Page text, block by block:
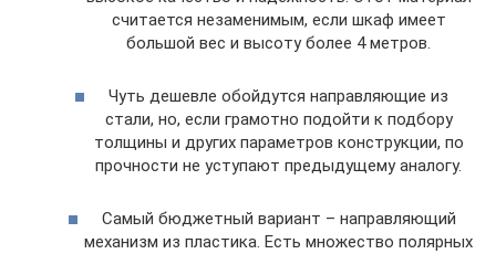
считается незаменимым, если шкаф имеет
большой вес и высоту более 4 метров.
Чуть дешевле обойдутся направляющие из
стали, но, если грамотно подойти к подбору
толщины и других параметров конструкции, по
прочности не уступают предыдущему аналогу.
Самый бюджетный вариант – направляющий
механизм из пластика. Есть множество полярных